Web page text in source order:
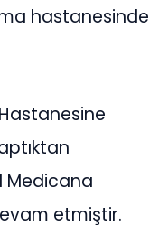
hastanesinde
Medicana
etmiştir.